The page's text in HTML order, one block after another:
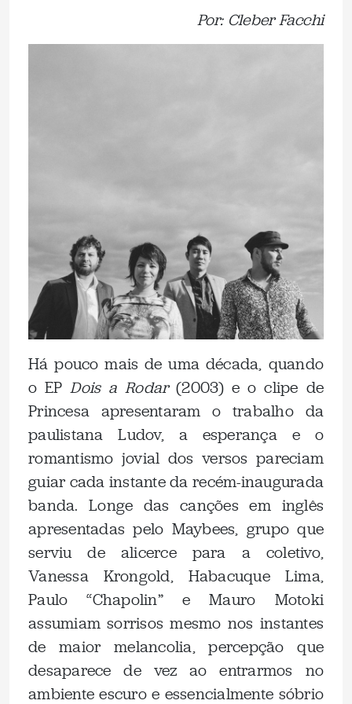
Por: Cleber Facchi
Há pouco mais de uma década, quando
o EPDois a Rodar(2003) e o clipe de
Princesa apresentaram o trabalho da
paulistana Ludov, a esperança e o
romantismo jovial dos versos pareciam
guiar cada instante da recém-inaugurada
banda. Longe das canções em inglês
apresentadas pelo Maybees, grupo que
serviu de alicerce para a coletivo,
Vanessa Krongold, Habacuque Lima,
Paulo “Chapolin” e Mauro Motoki
assumiam sorrisos mesmo nos instantes
de maior melancolia, percepção que
desaparece de vez ao entrarmos no
ambiente escuro e essencialmente sóbrio